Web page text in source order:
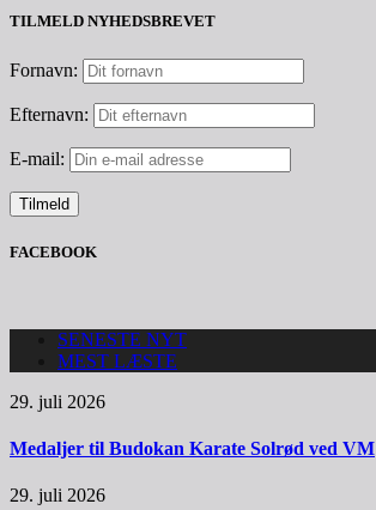
TILMELD NYHEDSBREVET
Fornavn:
Efternavn:
E-mail:
FACEBOOK
SENESTE NYT
MEST LÆSTE
29. juli 2026
Medaljer til Budokan Karate Solrød ved VM
29. juli 2026